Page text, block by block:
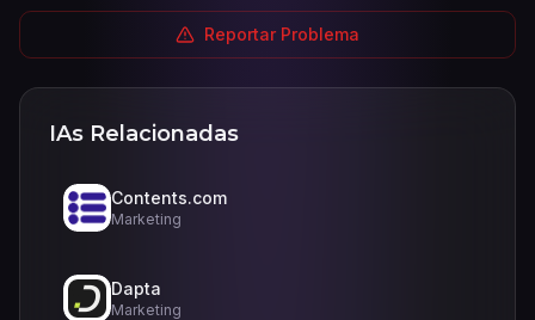
Reportar Problema
IAs Relacionadas
Contents.com
Marketing
Dapta
Marketing